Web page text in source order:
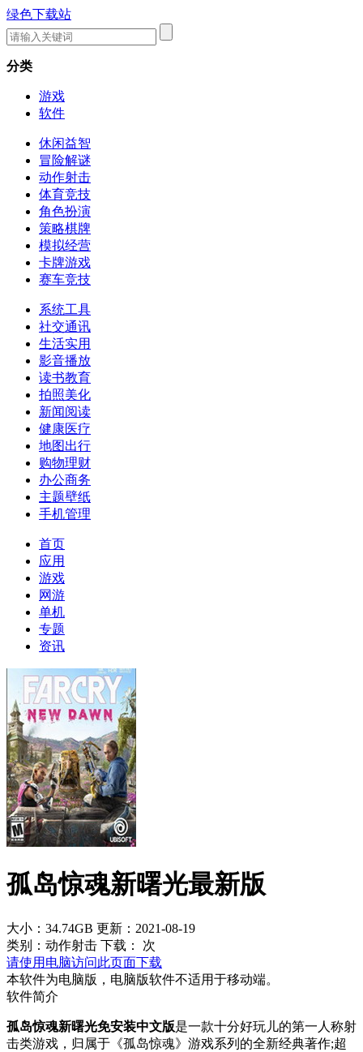
绿色下载站
分类
游戏
软件
休闲益智
冒险解谜
动作射击
体育竞技
角色扮演
策略棋牌
模拟经营
卡牌游戏
赛车竞技
系统工具
社交通讯
生活实用
影音播放
读书教育
拍照美化
新闻阅读
健康医疗
地图出行
购物理财
办公商务
主题壁纸
手机管理
首页
应用
游戏
网游
单机
专题
资讯
孤岛惊魂新曙光最新版
大小：34.74GB 更新：2021-08-19
类别：动作射击 下载：
次
请使用电脑访问此页面下载
本软件为电脑版，电脑版软件不适用于移动端。
软件简介
孤岛惊魂新曙光免安装中文版是一款十分好玩儿的第一人称射
击类游戏，归属于《孤岛惊魂》游戏系列的全新经典著作;超